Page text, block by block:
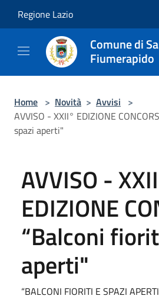
Regione Lazio
Comune di
Fiumerapido
Home > Novità > Avvisi >
AVVISO - XXII° EDIZIONE
spazi aperti"
AVVISO -
EDIZIONE
“Balconi
aperti"
“BALCONI FIORITI E SPAZI